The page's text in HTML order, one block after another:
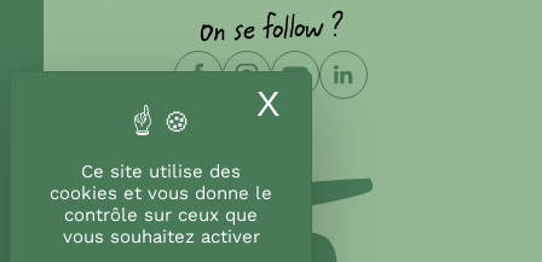
Ce site utilise des
cookies et vous donne le
contrôle sur ceux que
vous souhaitez activer
X Masquer le
On se follow ?